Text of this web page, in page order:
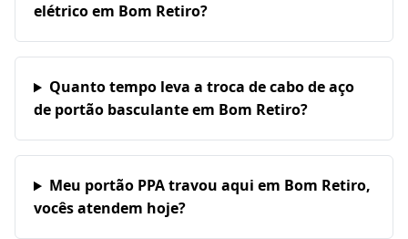
elétrico em Bom Retiro?
Quanto tempo leva a troca de cabo de aço
de portão basculante em Bom Retiro?
Meu portão PPA travou aqui em Bom Retiro,
vocês atendem hoje?